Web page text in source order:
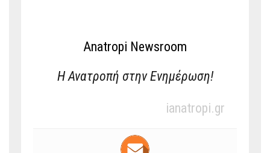
Anatropi Newsroom
Η Ανατροπή στην Ενημέρωση!
ianatropi.gr